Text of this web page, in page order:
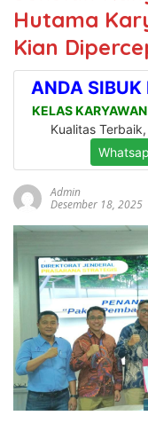
Hutama
Kian
Admin
Desember 18, 2025